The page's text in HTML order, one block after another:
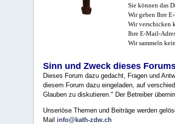
Sie können das
Wir geben Ihre
Wir verschicken
Ihre E-Mail-
Wir sammeln
Sinn und Zweck dieses
Dieses Forum dazu gedacht, Fragen und
diesem Forum dazu eingeladen, auf
Glauben zu diskutieren." Der Betreiber
Unseriöse Themen und Beiträge werden
Mail info@kath-zdw.ch